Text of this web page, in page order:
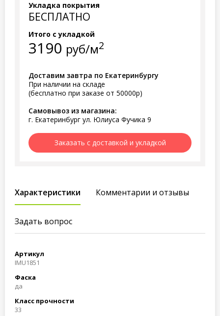
Укладка покрытия
БЕСПЛАТНО
Итого с укладкой
3190 руб/м2
Доставим завтра по Екатеринбургу
При наличии на складе
(бесплатно при заказе от 50000р)
Самовывоз из магазина:
г. Екатеринбург ул. Юлиуса Фучика 9
Заказать с доставкой и укладкой
Характеристики Комментарии и отзывы
Задать вопрос
Артикул
IMU1851
Фаска
да
Класс прочности
33